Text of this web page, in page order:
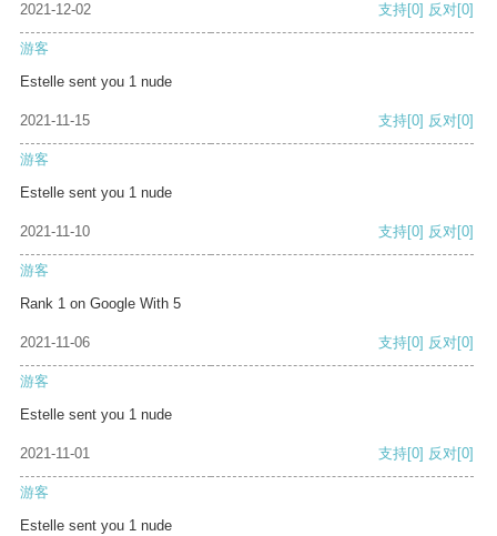
2021-12-02 支持[0] 反对[0]
游客
Estelle sent you 1 nude
2021-11-15 支持[0] 反对[0]
游客
Estelle sent you 1 nude
2021-11-10 支持[0] 反对[0]
游客
Rank 1 on Google With 5
2021-11-06 支持[0] 反对[0]
游客
Estelle sent you 1 nude
2021-11-01 支持[0] 反对[0]
游客
Estelle sent you 1 nude